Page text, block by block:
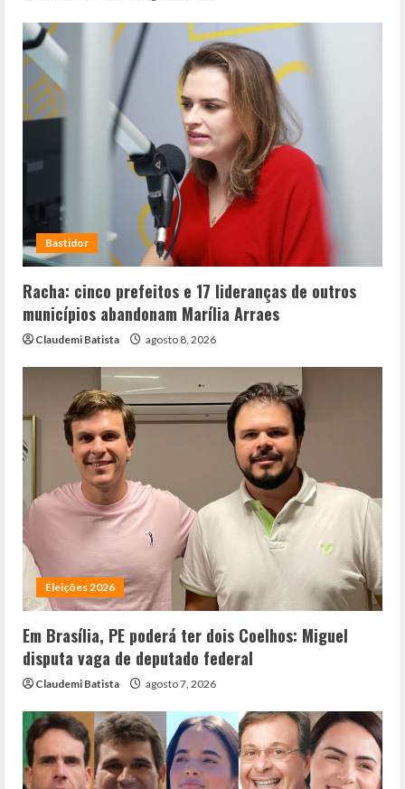
Bastidor
Racha: cinco prefeitos e 17 lideranças de outros
municípios abandonam Marília Arraes
Claudemi Batista agosto 8, 2026
Eleições 2026
Em Brasília, PE poderá ter dois Coelhos: Miguel
disputa vaga de deputado federal
Claudemi Batista agosto 7, 2026